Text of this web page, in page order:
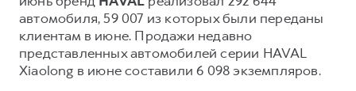
от 3 199 000 ₽ от 3 499 000 ₽
КРЕДИТ И СТРАХОВАНИЕ
Кредитный калькулятор
Страхование
Программа «Помощь на дороге»
Регламенты технического обслуживания
Электронный ПТС
Наша команда
автомобиля, 59 007 из которых были переданы
клиентам в июне. Продажи недавно
представленных автомобилей серии HAVAL
Xiaolong в июне составили 6 098 экземпляров.